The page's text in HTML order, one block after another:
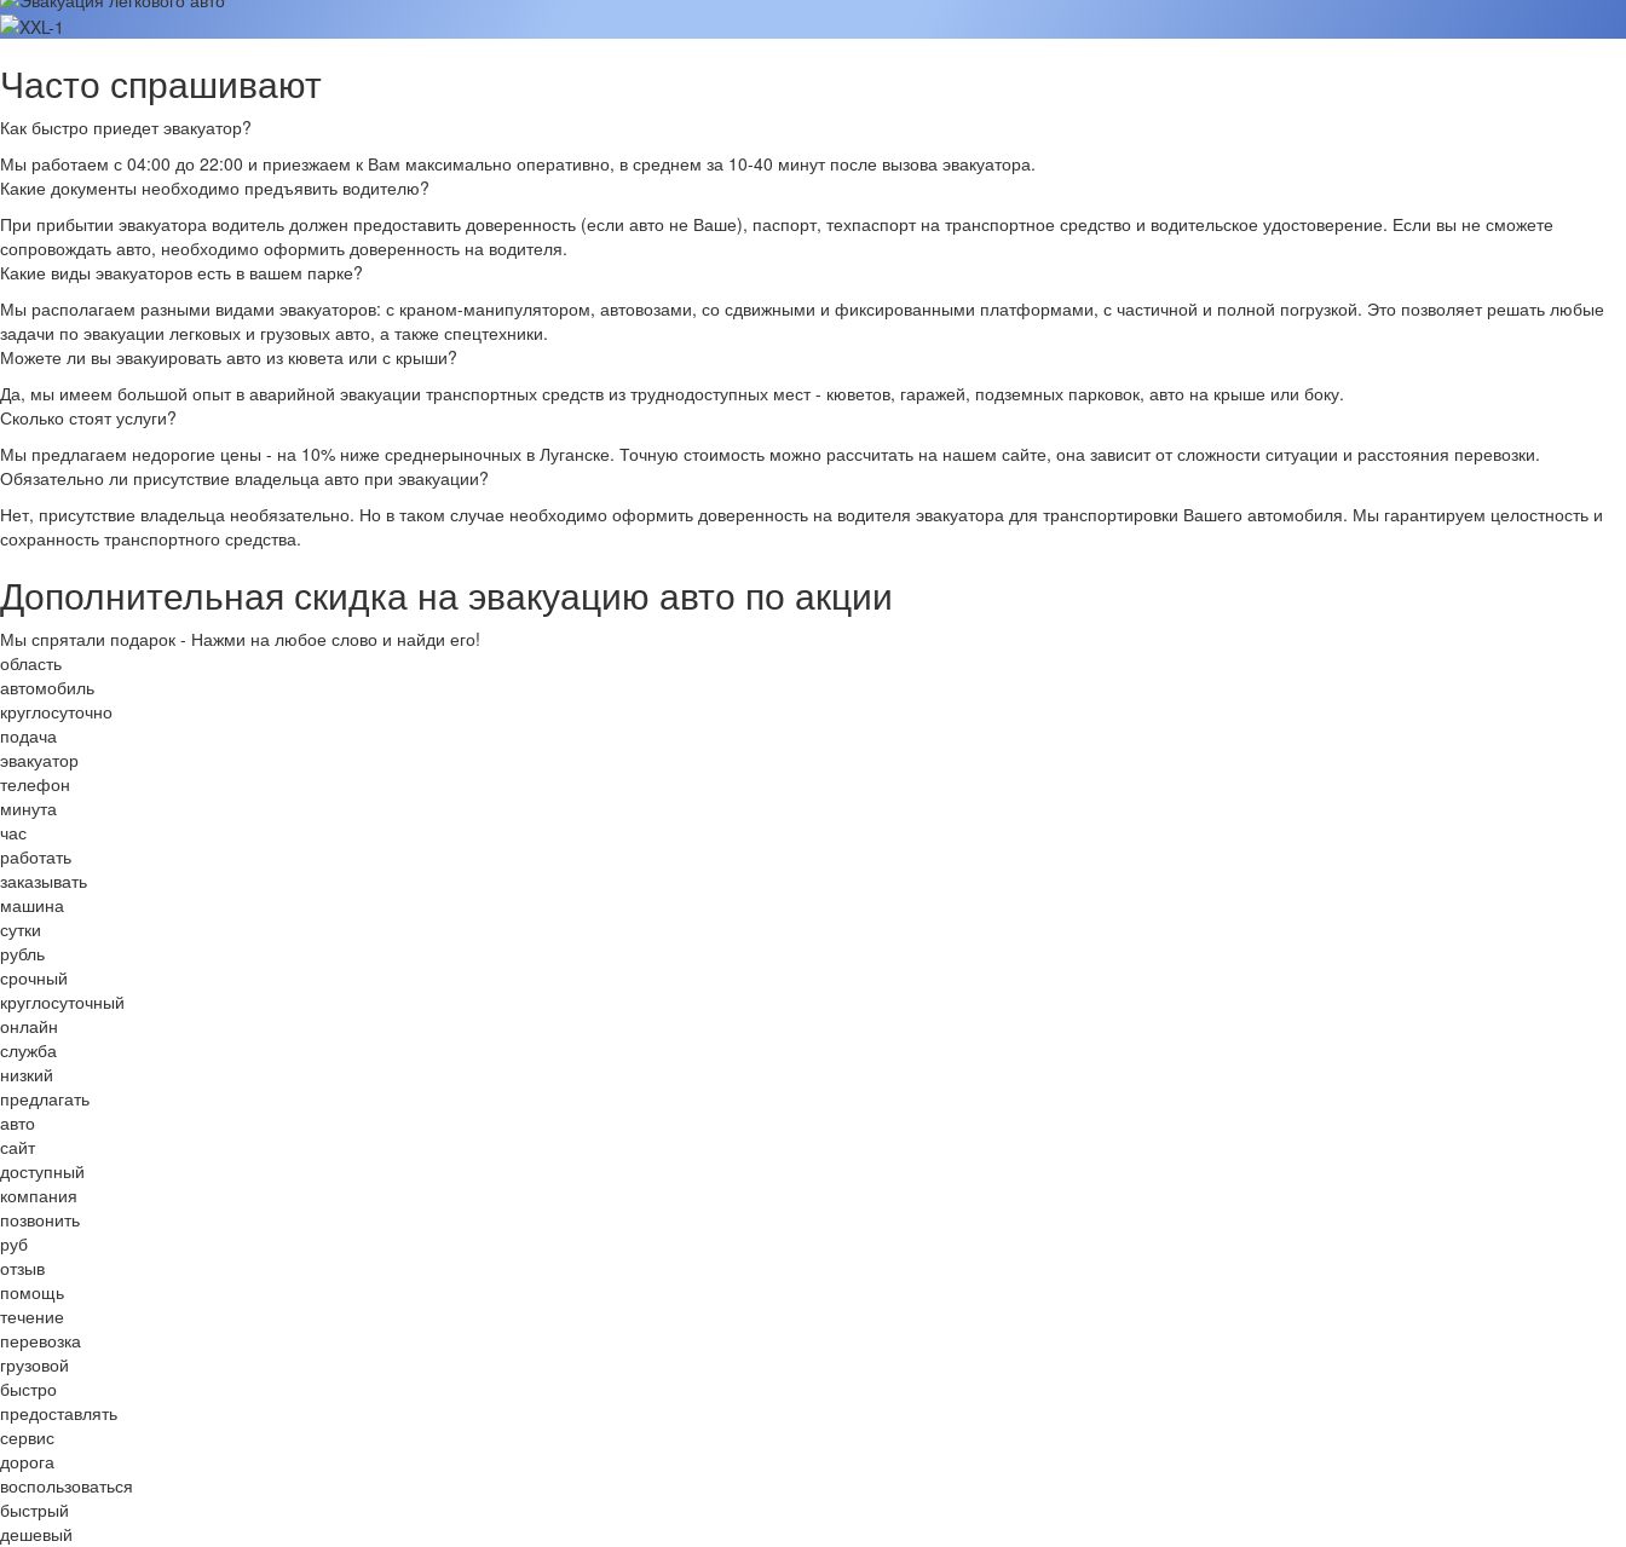
Часто спрашивают
Как быстро приедет эвакуатор?
Мы работаем с 04:00 до 22:00 и приезжаем к Вам максимально оперативно, в среднем за 10-40 минут после вызова эвакуатора.
Какие документы необходимо предъявить водителю?
При прибытии эвакуатора водитель должен предоставить доверенность (если авто не Ваше), паспорт, техпаспорт на транспортное средство и водительское удостоверение. Если вы не сможете
сопровождать авто, необходимо оформить доверенность на водителя.
Какие виды эвакуаторов есть в вашем парке?
Мы располагаем разными видами эвакуаторов: с краном-манипулятором, автовозами, со сдвижными и фиксированными платформами, с частичной и полной погрузкой. Это позволяет решать любые
задачи по эвакуации легковых и грузовых авто, а также спецтехники.
Можете ли вы эвакуировать авто из кювета или с крыши?
Да, мы имеем большой опыт в аварийной эвакуации транспортных средств из труднодоступных мест - кюветов, гаражей, подземных парковок, авто на крыше или боку.
Сколько стоят услуги?
Мы предлагаем недорогие цены - на 10% ниже среднерыночных в Луганске. Точную стоимость можно рассчитать на нашем сайте, она зависит от сложности ситуации и расстояния перевозки.
Обязательно ли присутствие владельца авто при эвакуации?
Нет, присутствие владельца необязательно. Но в таком случае необходимо оформить доверенность на водителя эвакуатора для транспортировки Вашего автомобиля. Мы гарантируем целостность и
сохранность транспортного средства.
Дополнительная скидка на эвакуацию авто по акции
Мы спрятали подарок - Нажми на любое слово и найди его!
область
автомобиль
круглосуточно
подача
эвакуатор
телефон
минута
час
работать
заказывать
машина
сутки
рубль
срочный
круглосуточный
онлайн
служба
низкий
предлагать
авто
сайт
доступный
компания
позвонить
руб
отзыв
помощь
течение
перевозка
грузовой
быстро
предоставлять
сервис
дорога
воспользоваться
быстрый
дешевый